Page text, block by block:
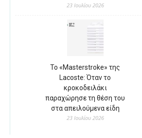
23 Ιουλίου 2026
Το «Masterstroke» της
Lacoste: Όταν το
κροκοδειλάκι
παραχώρησε τη θέση του
στα απειλούμενα είδη
23 Ιουλίου 2026